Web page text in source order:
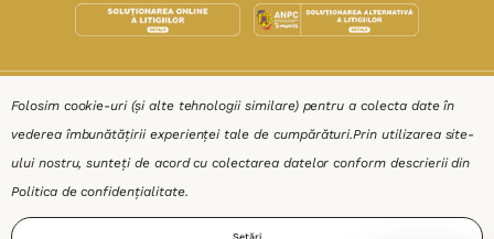
SHOP
RESURSE
AJUTOR
Folosim cookie-uri (și alte tehnologii similare) pentru a colecta date în
vederea îmbunătățirii experienței tale de cumpărături.Prin utilizarea site-
ului nostru, sunteți de acord cu colectarea datelor conform descrierii din
Politica de confidențialitate.
Setări